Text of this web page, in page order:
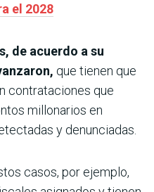
el 2028
de acuerdo a su
que tienen que
contrataciones que
millonarios en
y denunciadas.
casos, por ejemplo,